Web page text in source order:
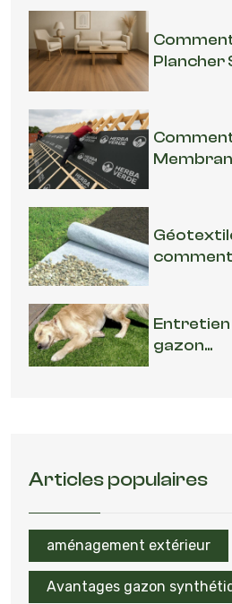
Plancher
Entretien
gazon...
Articles populaires
aménagement extérieur
Avantages gazon